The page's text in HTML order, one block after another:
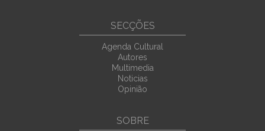
SECÇÕES
Agenda Cultural
Autores
Multimedia
Noticias
Opinião
SOBRE